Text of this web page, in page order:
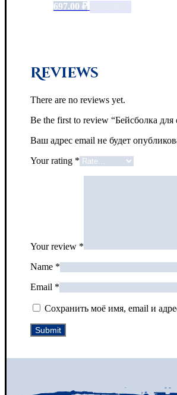
697.00 ₽
Reviews
There are no reviews yet.
Be the first to review “Бейсболка
Ваш адрес email не будет
Your rating *
Your review *
Name *
Email *
Сохранить моё имя, email и